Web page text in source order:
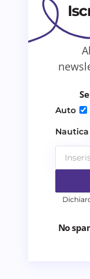
Salva il
per il
Auto
Nautica
No